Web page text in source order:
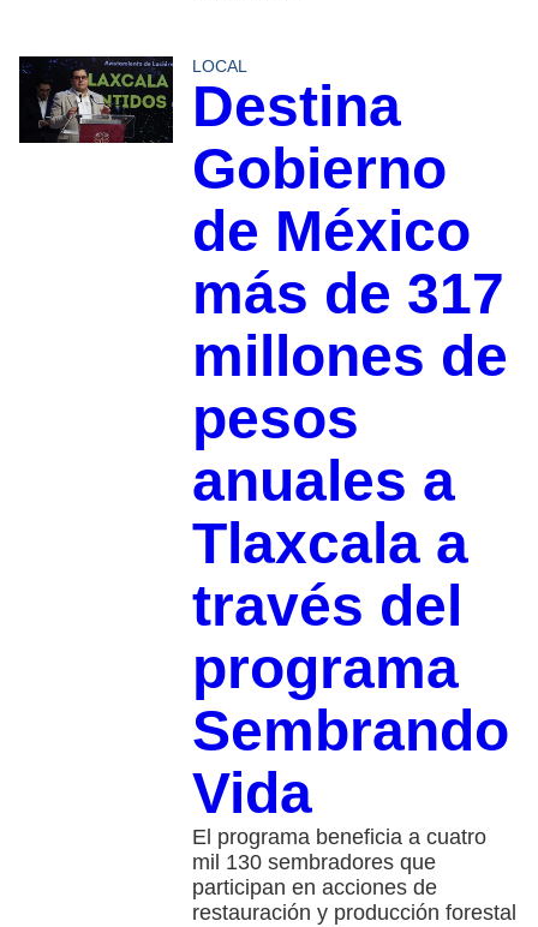
LOCAL
Destina
Gobierno
de México
más de 317
millones de
pesos
anuales a
Tlaxcala a
través del
programa
Sembrando
Vida
El programa beneficia a cuatro
mil 130 sembradores que
participan en acciones de
restauración y producción forestal